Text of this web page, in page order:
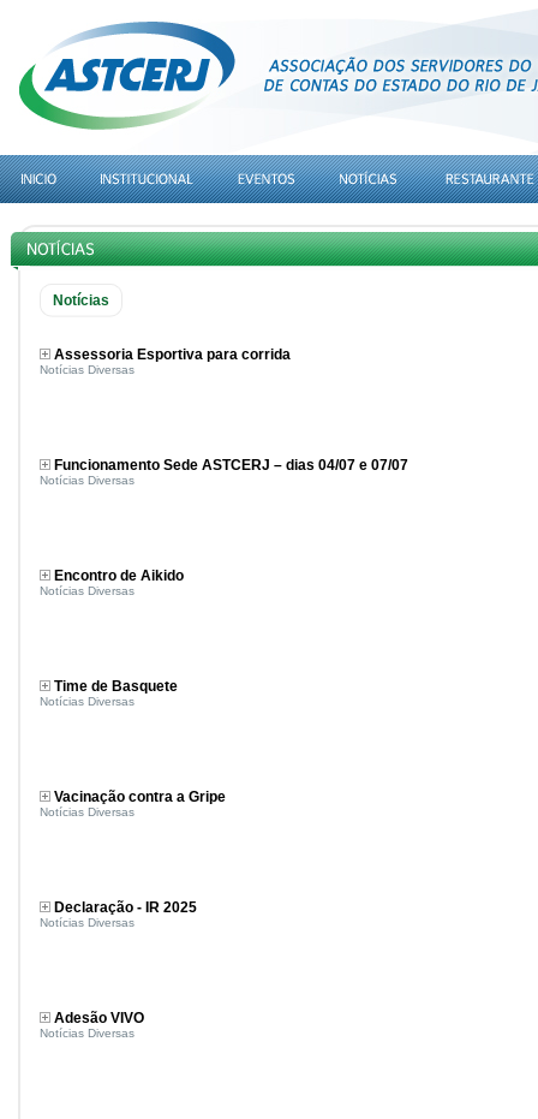
Notícias
Assessoria Esportiva para corrida
Notícias Diversas
Funcionamento Sede ASTCERJ – dias 04/07 e 07/07
Notícias Diversas
Encontro de Aikido
Notícias Diversas
Time de Basquete
Notícias Diversas
Vacinação contra a Gripe
Notícias Diversas
Declaração - IR 2025
Notícias Diversas
Adesão VIVO
Notícias Diversas